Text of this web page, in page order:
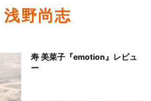
浅野尚志
寿 美菜子『emotion』レビュ
ー